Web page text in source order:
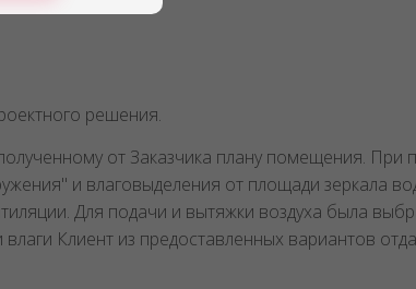
решения.
от Заказчика плану помещения. При
и влаговыделения от площади зеркала
Для подачи и вытяжки воздуха была
Клиент из предоставленных вариантов